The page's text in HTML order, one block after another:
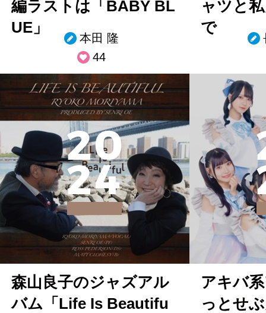
編ラストは「BABY BL
UE」
本田 隆
44
ャツと
で
20
24
森山良子のジャズアル
バム「Life Is Beautifu
アキバ
っとせ